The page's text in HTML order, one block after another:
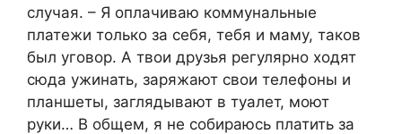
случая. – Я оплачиваю коммунальные
платежи только за себя, тебя и маму, таков
был уговор. А твои друзья регулярно ходят
сюда ужинать, заряжают свои телефоны и
планшеты, заглядывают в туалет, моют
руки… В общем, я не собираюсь платить за